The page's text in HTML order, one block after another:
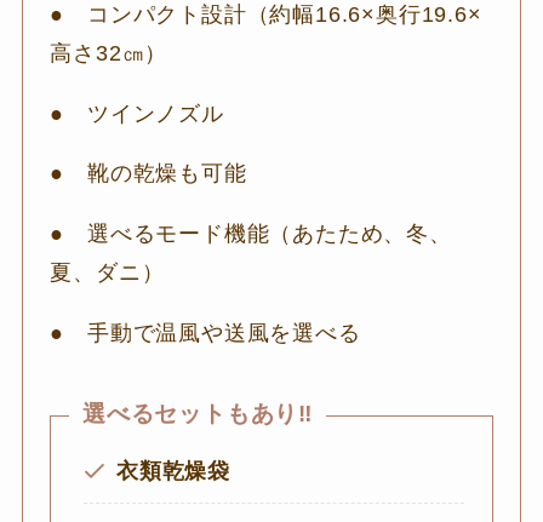
● コンパクト設計（約幅16.6×奥行19.6×
高さ32㎝）
● ツインノズル
● 靴の乾燥も可能
● 選べるモード機能（あたため、冬、
夏、ダニ）
● 手動で温風や送風を選べる
選べるセットもあり‼
衣類乾燥袋